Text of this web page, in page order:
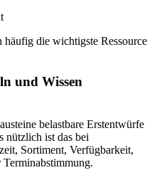
häufig die wichtigste Ressource
und Wissen
belastbare Erstentwürfe
nützlich ist das bei
Sortiment, Verfügbarkeit,